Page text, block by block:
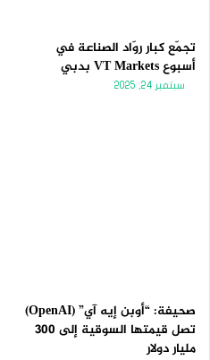
تجمّع كبار روّاد الصناعة في
أسبوع VT Markets بدبي
سبتمبر 24, 2025
صحيفة: “أوبن إيه آي” (OpenAI)
تصل قيمتها السوقية إلى 300
مليار دولار